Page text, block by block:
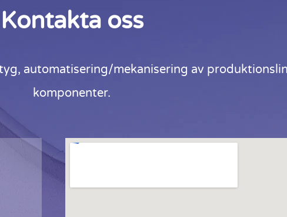
Kontakta oss
automatisering/mekanisering av
komponenter.